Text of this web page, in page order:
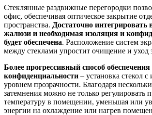
Стеклянные раздвижные перегородки
офис, обеспечивая оптическое закрытие
пространства. Достаточно интегрировать
жалюзи и необходимая изоляция и
будет обеспечена. Расположение систем
между стеклами упростит очищение и уход
Более прогрессивный способ обеспечения
конфиденциальности – установка стекол
уровнем прозрачности. Благодаря
затемнения можно не только регулировать
температуру в помещении, уменьшая или
энергии на охлаждение или нагрев